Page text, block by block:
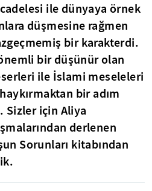
ile dünyaya örnek
düşmesine rağmen
bir karakterdi.
bir düşünür olan
ile İslami meseleleri
bir adım
Sizler için Aliya
derlenen
Sorunları kitabından